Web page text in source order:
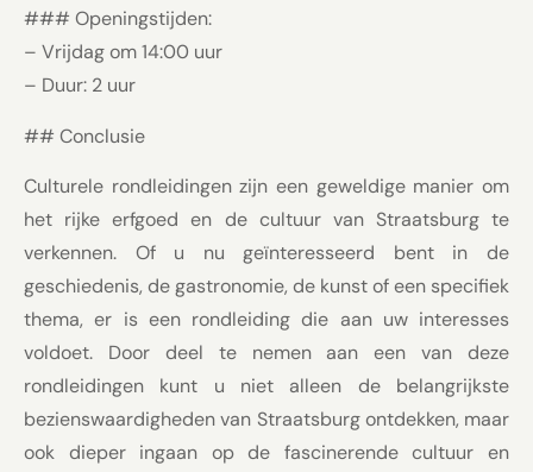
### Openingstijden:
– Vrijdag om 14:00 uur
– Duur: 2 uur
## Conclusie
Culturele rondleidingen zijn een geweldige manier om
het rijke erfgoed en de cultuur van Straatsburg te
verkennen. Of u nu geïnteresseerd bent in de
geschiedenis, de gastronomie, de kunst of een specifiek
thema, er is een rondleiding die aan uw interesses
voldoet. Door deel te nemen aan een van deze
rondleidingen kunt u niet alleen de belangrijkste
bezienswaardigheden van Straatsburg ontdekken, maar
ook dieper ingaan op de fascinerende cultuur en